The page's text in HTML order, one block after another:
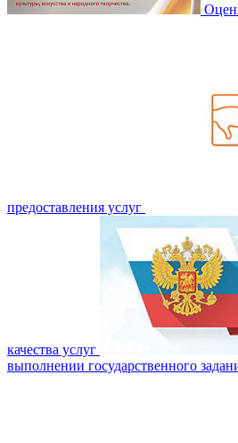
предоставления услуг
качества услуг
выполнении государственного